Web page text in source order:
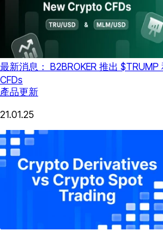
最新消息： B2BROKER 推出 $TRUMP
CFDs
產品更新
21.01.25